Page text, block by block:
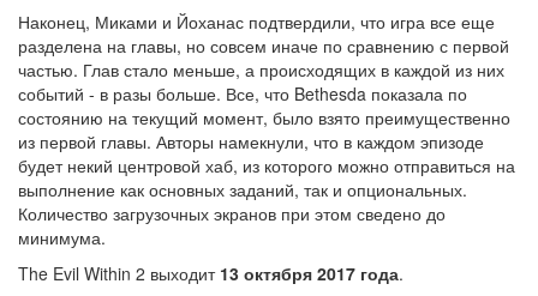
Наконец, Миками и Йоханас подтвердили, что игра все еще
разделена на главы, но совсем иначе по сравнению с первой
частью. Глав стало меньше, а происходящих в каждой из них
событий - в разы больше. Все, что Bethesda показала по
состоянию на текущий момент, было взято преимущественно
из первой главы. Авторы намекнули, что в каждом эпизоде
будет некий центровой хаб, из которого можно отправиться на
выполнение как основных заданий, так и опциональных.
Количество загрузочных экранов при этом сведено до
минимума.
The Evil Within 2 выходит 13 октября 2017 года.